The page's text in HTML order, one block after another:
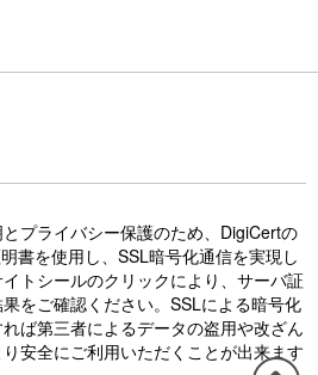
プライバシー保護のため、DigiCertの
書を使用し、SSL暗号化通信を実現し
トシールのクリックにより、サーバ証
をご確認ください。SSLによる暗号化
ば第三者によるデータの盗用や改ざん
安全にご利用いただくことが出来ます